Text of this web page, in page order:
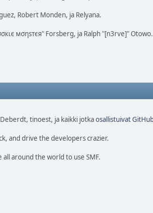
Robert Monden, ja Relyana.
мσηѕтєя" Forsberg, ja Ralph "[n3rve]" Otowo.
tinoest, ja kaikki jotkaosallistuivat
and drive the developers crazier.
around the world to use SMF.